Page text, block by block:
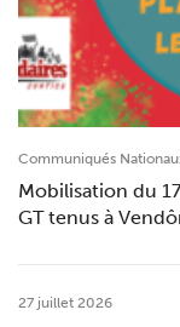
Communiqués
Mobilisation du
GT tenus à
27 juillet 2026